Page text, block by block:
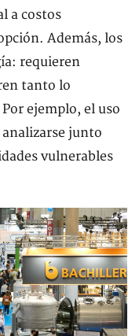
a costos
Además, los
requieren
tanto lo
ejemplo, el uso
junto
vulnerables